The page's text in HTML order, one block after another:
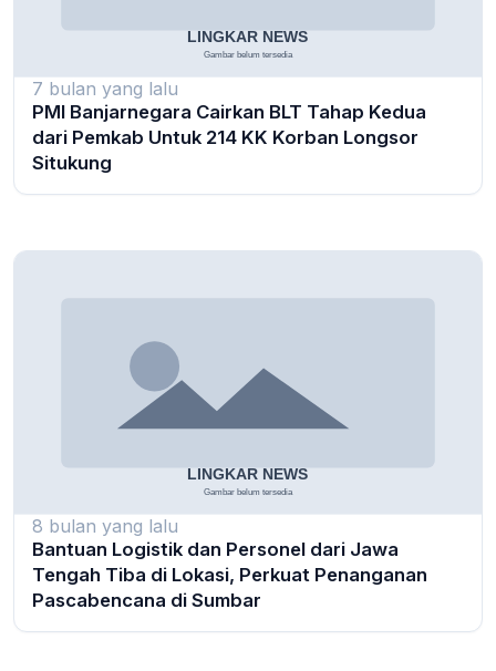
7 bulan yang lalu
PMI Banjarnegara Cairkan BLT Tahap Kedua
dari Pemkab Untuk 214 KK Korban Longsor
Situkung
8 bulan yang lalu
Bantuan Logistik dan Personel dari Jawa
Tengah Tiba di Lokasi, Perkuat Penanganan
Pascabencana di Sumbar